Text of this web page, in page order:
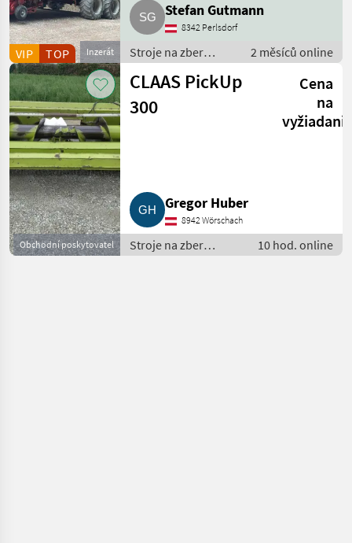
Inzerát
VIP TOP
Stefan Gutmann
8342 Perlsdorf
Stroje na zber
objemových krmív /
Zberaci prívesný
voz
2 měsíců online
Obchodní poskytovatel
CLAAS PickUp
300
Cena
na
Gregor Huber
8942 Wörschach
Stroje na zber
objemových krmív /
10 hod. online